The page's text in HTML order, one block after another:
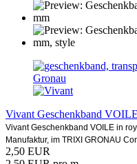
Vivant Geschenkband
Vivant Geschenkband VOILE in
Manufaktur, im TRIXI GRONAU
2,50 EUR